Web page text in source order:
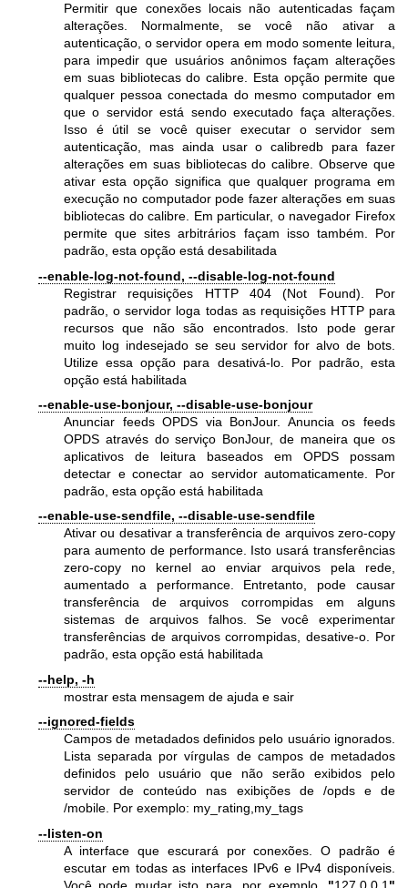
Permitir que conexões locais não autenticadas façam
alterações. Normalmente, se você não ativar a
autenticação, o servidor opera em modo somente leitura,
para impedir que usuários anônimos façam alterações
em suas bibliotecas do calibre. Esta opção permite que
qualquer pessoa conectada do mesmo computador em
que o servidor está sendo executado faça alterações.
Isso é útil se você quiser executar o servidor sem
autenticação, mas ainda usar o calibredb para fazer
alterações em suas bibliotecas do calibre. Observe que
ativar esta opção significa que qualquer programa em
execução no computador pode fazer alterações em suas
bibliotecas do calibre. Em particular, o navegador Firefox
permite que sites arbitrários façam isso também. Por
padrão, esta opção está desabilitada
--enable-log-not-found, --disable-log-not-found
Registrar requisições HTTP 404 (Not Found). Por
padrão, o servidor loga todas as requisições HTTP para
recursos que não são encontrados. Isto pode gerar
muito log indesejado se seu servidor for alvo de bots.
Utilize essa opção para desativá-lo. Por padrão, esta
opção está habilitada
--enable-use-bonjour, --disable-use-bonjour
Anunciar feeds OPDS via BonJour. Anuncia os feeds
OPDS através do serviço BonJour, de maneira que os
aplicativos de leitura baseados em OPDS possam
detectar e conectar ao servidor automaticamente. Por
padrão, esta opção está habilitada
--enable-use-sendfile, --disable-use-sendfile
Ativar ou desativar a transferência de arquivos zero-copy
para aumento de performance. Isto usará transferências
zero-copy no kernel ao enviar arquivos pela rede,
aumentado a performance. Entretanto, pode causar
transferência de arquivos corrompidas em alguns
sistemas de arquivos falhos. Se você experimentar
transferências de arquivos corrompidas, desative-o. Por
padrão, esta opção está habilitada
--help, -h
mostrar esta mensagem de ajuda e sair
--ignored-fields
Campos de metadados definidos pelo usuário ignorados.
Lista separada por vírgulas de campos de metadados
definidos pelo usuário que não serão exibidos pelo
servidor de conteúdo nas exibições de /opds e de
/mobile. Por exemplo: my_rating,my_tags
--listen-on
A interface que escurará por conexões. O padrão é
escutar em todas as interfaces IPv6 e IPv4 disponíveis.
Você pode mudar isto para, por exemplo, "127.0.0.1 "